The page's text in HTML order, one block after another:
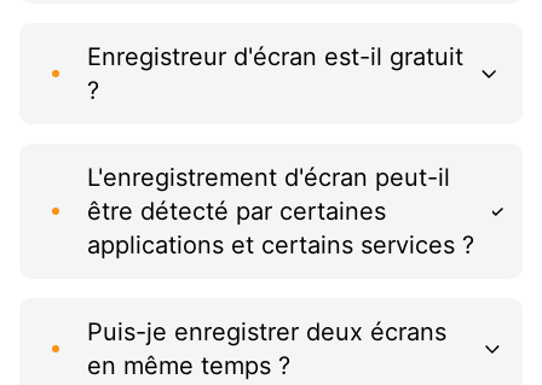
Enregistreur d'écran est-il gratuit
?
L'enregistrement d'écran peut-il
être détecté par certaines
applications et certains services ?
Puis-je enregistrer deux écrans
en même temps ?